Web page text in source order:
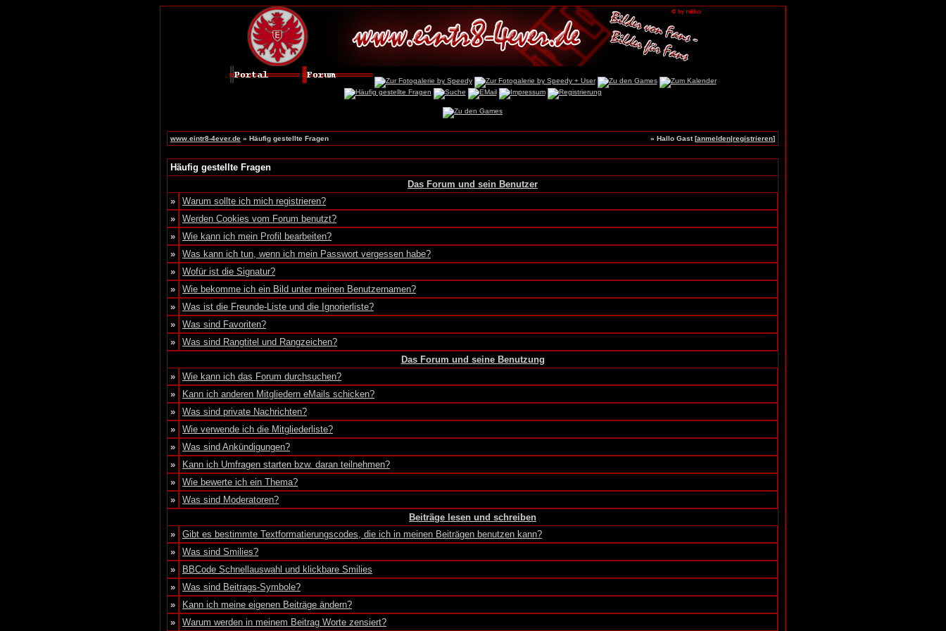
www.eintr8-4ever.de » Häufig gestellte Fragen » Hallo Gast [anmelden|registrieren]
Häufig gestellte Fragen
Das Forum und sein Benutzer
»
Warum sollte ich mich registrieren?
»
Werden Cookies vom Forum benutzt?
»
Wie kann ich mein Profil bearbeiten?
»
Was kann ich tun, wenn ich mein Passwort vergessen habe?
»
Wofür ist die Signatur?
»
Wie bekomme ich ein Bild unter meinen Benutzernamen?
»
Was ist die Freunde-Liste und die Ignorierliste?
»
Was sind Favoriten?
»
Was sind Rangtitel und Rangzeichen?
Das Forum und seine Benutzung
»
Wie kann ich das Forum durchsuchen?
»
Kann ich anderen Mitgliedern eMails schicken?
»
Was sind private Nachrichten?
»
Wie verwende ich die Mitgliederliste?
»
Was sind Ankündigungen?
»
Kann ich Umfragen starten bzw. daran teilnehmen?
»
Wie bewerte ich ein Thema?
»
Was sind Moderatoren?
Beiträge lesen und schreiben
»
Gibt es bestimmte Textformatierungscodes, die ich in meinen Beiträgen benutzen kann?
»
Was sind Smilies?
»
BBCode Schnellauswahl und klickbare Smilies
»
Was sind Beitrags-Symbole?
»
Kann ich meine eigenen Beiträge ändern?
»
Warum werden in meinem Beitrag Worte zensiert?